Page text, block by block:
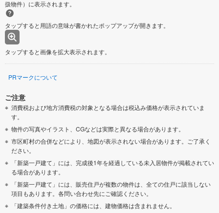
扱物件）に表示されます。
タップすると用語の意味が書かれたポップアップが開きます。
タップすると画像を拡大表示されます。
PRマークについて
ご注意
消費税および地方消費税の対象となる場合は税込み価格が表示されていま
す。
物件の写真やイラスト、CGなどは実際と異なる場合があります。
市区町村の合併などにより、地図が表示されない場合があります。ご了承く
ださい。
「新築一戸建て」には、完成後1年を経過している未入居物件が掲載されてい
る場合があります。
「新築一戸建て」には、販売住戸が複数の物件は、全ての住戸に該当しない
項目もあります。各問い合わせ先にご確認ください。
「建築条件付き土地」の価格には、建物価格は含まれません。